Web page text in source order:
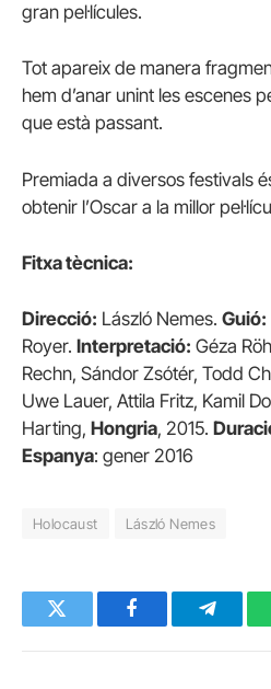
gran pel·lícules.
Tot apareix de manera
hem d’anar unint les escenes
que està passant.
Premiada a diversos festivals
obtenir l’Oscar a la millor
Fitxa tècnica:
Direcció: László Nemes. Guió:
Royer. Interpretació: Géza
Rechn, Sándor Zsótér, Todd
Uwe Lauer, Attila Fritz, Kamil
Harting, Hongria, 2015.
Espanya: gener 2016
Holocaust László Nemes
Twitter Facebook